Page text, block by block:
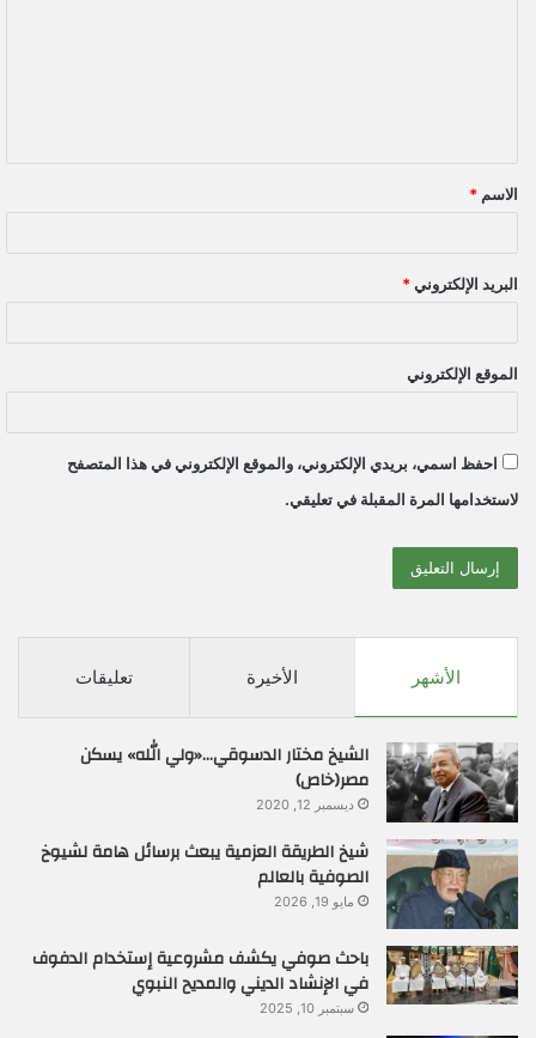
ق
*
الاسم *
البريد الإلكتروني *
الموقع الإلكتروني
احفظ اسمي، بريدي الإلكتروني، والموقع الإلكتروني في هذا المتصفح
لاستخدامها المرة المقبلة في تعليقي.
الأشهر الأخيرة تعليقات
الشيخ مختار الدسوقي…«ولي الله» يسكن
مصر(خاص)
ديسمبر 12, 2020
شيخ الطريقة العزمية يبعث برسائل هامة لشيوخ
الصوفية بالعالم
مايو 19, 2026
باحث صوفي يكشف مشروعية إستخدام الدفوف
في الإنشاد الديني والمديح النبوي
سبتمبر 10, 2025